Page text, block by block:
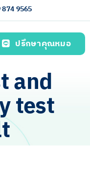
874 9565
ปรึกษาคุณหมอ
and
test